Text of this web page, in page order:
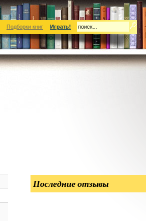
Подборки книг Играть!
Последние отзывы